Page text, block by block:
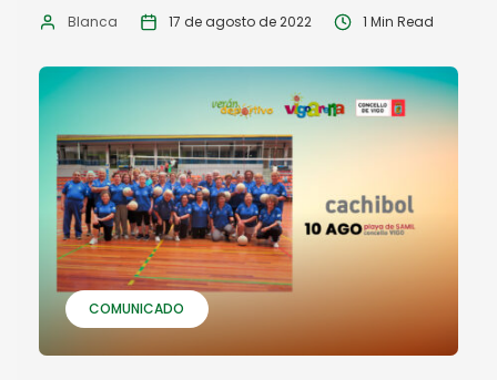
Blanca 17 de agosto de 2022 1 Min Read
COMUNICADO